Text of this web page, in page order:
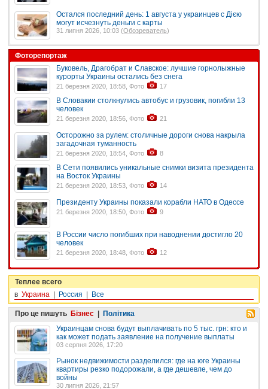
Остался последний день: 1 августа у украинцев с Дією
могут исчезнуть деньги с карты
31 липня 2026, 10:03 (Обозреватель)
Фоторепортаж
Буковель, Драгобрат и Славское: лучшие горнолыжные
курорты Украины остались без снега
21 березня 2020, 18:58, Фото 17
В Словакии столкнулись автобус и грузовик, погибли 13
человек
21 березня 2020, 18:56, Фото 21
Осторожно за рулем: столичные дороги снова накрыла
загадочная туманность
21 березня 2020, 18:54, Фото 8
В Сети появились уникальные снимки визита президента
на Восток Украины
21 березня 2020, 18:53, Фото 14
Президенту Украины показали корабли НАТО в Одессе
21 березня 2020, 18:50, Фото 9
В России число погибших при наводнении достигло 20
человек
21 березня 2020, 18:48, Фото 12
Теплее всего
в Украина Россия Все
Про це пишуть Бізнес
Політика
Украинцам снова будут выплачивать по 5 тыс. грн: кто и
как может подать заявление на получение выплаты
03 серпня 2026, 17:20
Рынок недвижимости разделился: где на юге Украины
квартиры резко подорожали, а где дешевле, чем до
войны
30 липня 2026, 21:57